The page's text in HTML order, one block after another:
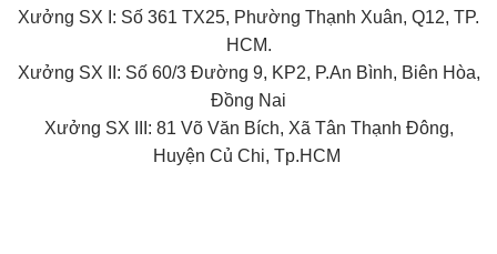
Xưởng SX I: Số 361 TX25, Phường Thạnh Xuân, Q12, TP.
HCM.
Xưởng SX II: Số 60/3 Đường 9, KP2, P.An Bình, Biên Hòa,
Đồng Nai
Xưởng SX III: 81 Võ Văn Bích, Xã Tân Thạnh Đông,
Huyện Củ Chi, Tp.HCM